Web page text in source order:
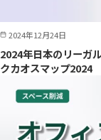
2024年12月24日
2024年日本のリーガ
クカオスマップ2024